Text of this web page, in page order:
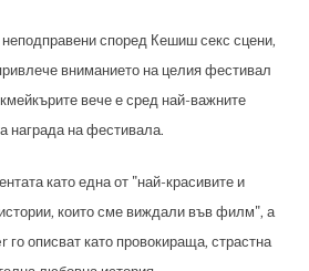
според Кешиш секс сцени,
вниманието на целия фестивал
вече е сред най-важните
награда на фестивала.
като една от "най-красивите и
които сме виждали във филм", а
описват като провокираща, страстна